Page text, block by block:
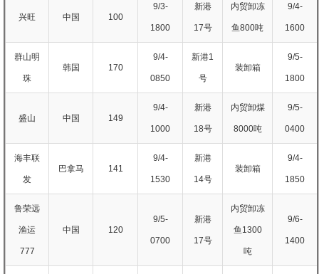
兴旺 中国 100
9/3-
1800
新港
17号
内贸卸冻
鱼800吨
9/4-
1600
群山明
珠
韩国 170
9/4-
0850
新港1
号
装卸箱
9/5-
1800
盛山 中国 149
9/4-
1000
新港
18号
内贸卸煤
8000吨
9/5-
0400
海丰联
发
巴拿马 141
9/4-
1530
新港
14号
装卸箱
9/4-
1850
鲁荣远
渔运
777
中国 120
9/5-
0700
新港
17号
内贸卸冻
鱼1300
吨
9/6-
1400